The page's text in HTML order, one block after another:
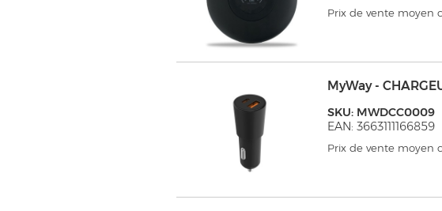
Prix de vente moyen
MyWay -
SKU: MWDCC0009
EAN: 3663111166859
Prix de vente moyen